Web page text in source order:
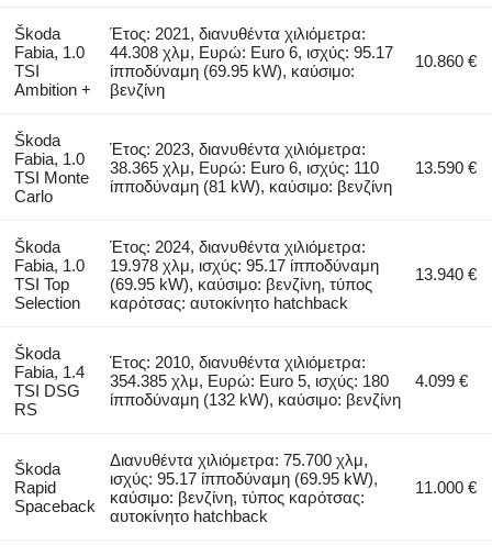
Škoda
Fabia, 1.0
TSI
Ambition +
Έτος: 2021, διανυθέντα χιλιόμετρα:
44.308 χλμ, Ευρώ: Euro 6, ισχύς: 95.17
ίπποδύναμη (69.95 kW), καύσιμο:
βενζίνη
10.860 €
Škoda
Fabia, 1.0
TSI Monte
Carlo
Έτος: 2023, διανυθέντα χιλιόμετρα:
38.365 χλμ, Ευρώ: Euro 6, ισχύς: 110
ίπποδύναμη (81 kW), καύσιμο: βενζίνη
13.590 €
Škoda
Fabia, 1.0
TSI Top
Selection
Έτος: 2024, διανυθέντα χιλιόμετρα:
19.978 χλμ, ισχύς: 95.17 ίπποδύναμη
(69.95 kW), καύσιμο: βενζίνη, τύπος
καρότσας: αυτοκίνητο hatchback
13.940 €
Škoda
Fabia, 1.4
TSI DSG
RS
Έτος: 2010, διανυθέντα χιλιόμετρα:
354.385 χλμ, Ευρώ: Euro 5, ισχύς: 180
ίπποδύναμη (132 kW), καύσιμο: βενζίνη
4.099 €
Škoda
Rapid
Spaceback
Διανυθέντα χιλιόμετρα: 75.700 χλμ,
ισχύς: 95.17 ίπποδύναμη (69.95 kW),
καύσιμο: βενζίνη, τύπος καρότσας:
αυτοκίνητο hatchback
11.000 €